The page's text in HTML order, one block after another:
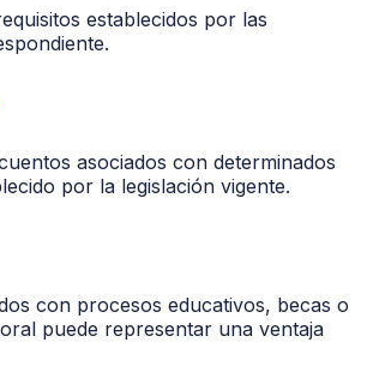
establecidos por las
asociados con determinados
por la legislación vigente.
con procesos educativos, becas o
puede representar una ventaja